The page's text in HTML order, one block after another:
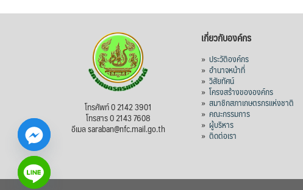
โทรศัพท์ 0 2142 3901
โทรสาร 0 2143 7608
อีเมล saraban@nfc.mail.go.th
เกี่ยวกับองค์กร
»ประวัติองค์กร
»อำนาจหน้าที่
»วิสัยทัศน์
»โครงสร้างขององค์กร
»สมาชิกสภาเกษตรกรแห่งชาติ
»คณะกรรมการ
» ผู้บริหาร
»ติดต่อเรา